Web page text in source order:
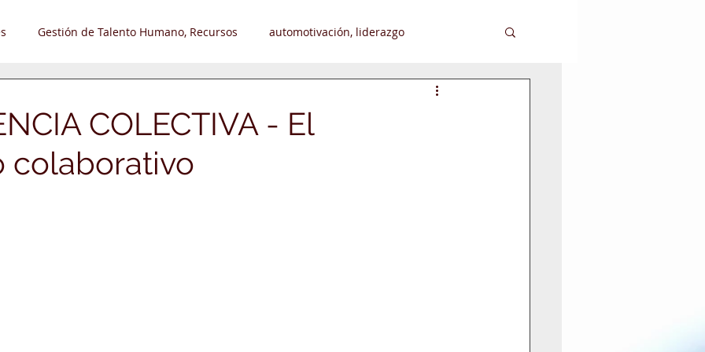
Gestión de Talento Humano, Recursos automotivación, liderazgo
Transformación Digital
Hobby - Pasatiempo
COLECTIVA - El
colaborativo